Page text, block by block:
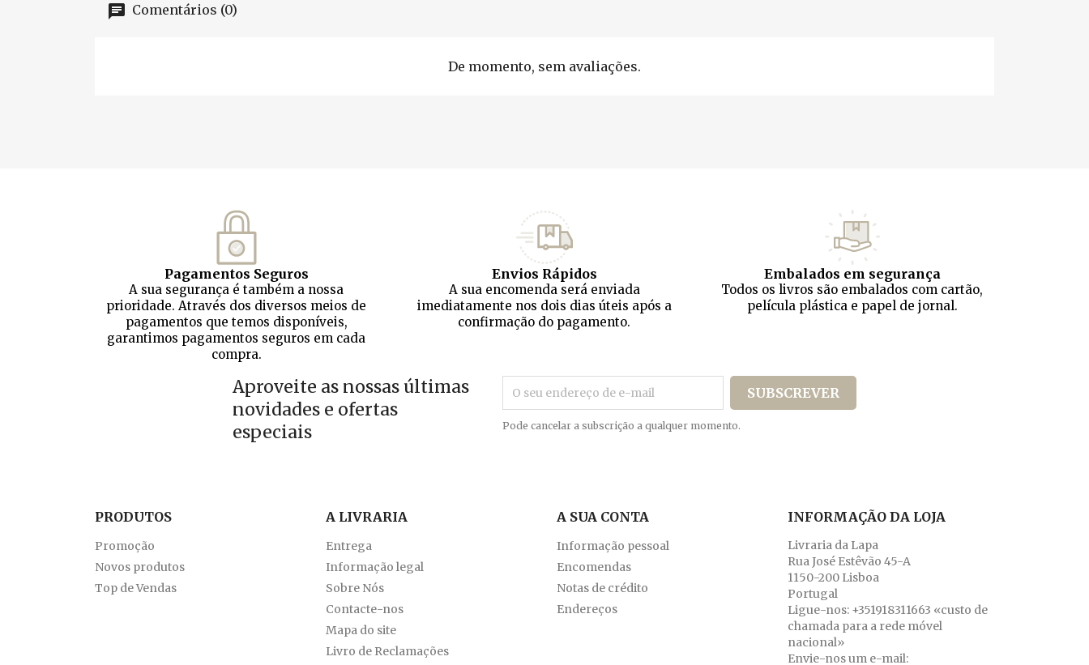
Comentários (0)
De momento, sem avaliações.
Pagamentos Seguros
A sua segurança é também a nossa
prioridade. Através dos diversos meios de
pagamentos que temos disponíveis,
garantimos pagamentos seguros em cada
compra.
Envios Rápidos
A sua encomenda será enviada
imediatamente nos dois dias úteis após a
confirmação do pagamento.
Embalados em segurança
Todos os livros são embalados com cartão,
película plástica e papel de jornal.
Aproveite as nossas últimas
novidades e ofertas
especiais
Pode cancelar a subscrição a qualquer momento.
PRODUTOS
Promoção
Novos produtos
Top de Vendas
A LIVRARIA
Entrega
Informação legal
Sobre Nós
Contacte-nos
Mapa do site
Livro de Reclamações
A SUA CONTA
Informação pessoal
Encomendas
Notas de crédito
Endereços
INFORMAÇÃO DA LOJA
Livraria da Lapa
Rua José Estêvão 45-A
1150-200 Lisboa
Portugal
Ligue-nos: +351918311663 «custo de
chamada para a rede móvel
nacional»
Envie-nos um e-mail: